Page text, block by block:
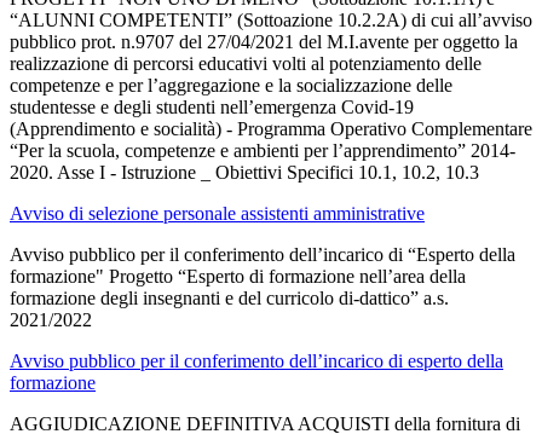
“ALUNNI COMPETENTI” (Sottoazione 10.2.2A) di cui all’avviso
pubblico prot. n.9707 del 27/04/2021 del M.I.avente per oggetto la
realizzazione di percorsi educativi volti al potenziamento delle
competenze e per l’aggregazione e la socializzazione delle
studentesse e degli studenti nell’emergenza Covid-19
(Apprendimento e socialità) - Programma Operativo Complementare
“Per la scuola, competenze e ambienti per l’apprendimento” 2014-
2020. Asse I - Istruzione _ Obiettivi Specifici 10.1, 10.2, 10.3
Avviso di selezione personale assistenti amministrative
Avviso pubblico per il conferimento dell’incarico di “Esperto della
formazione" Progetto “Esperto di formazione nell’area della
formazione degli insegnanti e del curricolo di-dattico” a.s.
2021/2022
Avviso pubblico per il conferimento dell’incarico di esperto della
formazione
AGGIUDICAZIONE DEFINITIVA ACQUISTI della fornitura di